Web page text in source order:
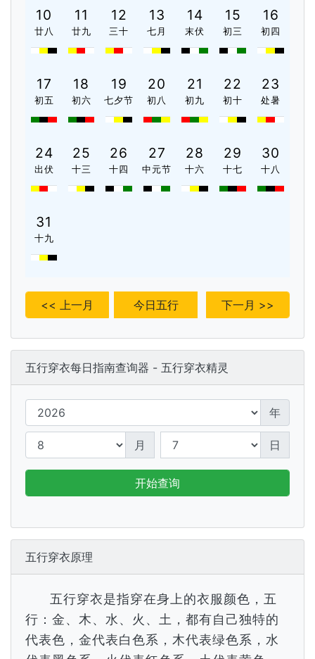
10
廿八
11
廿九
12
三十
13
七月
14
末伏
15
初三
16
初四
17
初五
18
初六
19
七夕节
20
初八
21
初九
22
初十
23
处暑
24
出伏
25
十三
26
十四
27
中元节
28
十六
29
十七
30
十八
31
十九
<< 上一月 今日五行 下一月 >>
五行穿衣每日指南查询器 - 五行穿衣精灵
年
月 日
开始查询
五行穿衣原理
五行穿衣是指穿在身上的衣服颜色，五
行：金、木、水、火、土，都有自己独特的
代表色，金代表白色系，木代表绿色系，水